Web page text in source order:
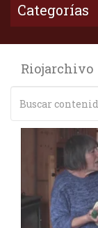
Categorías
Riojarchivo